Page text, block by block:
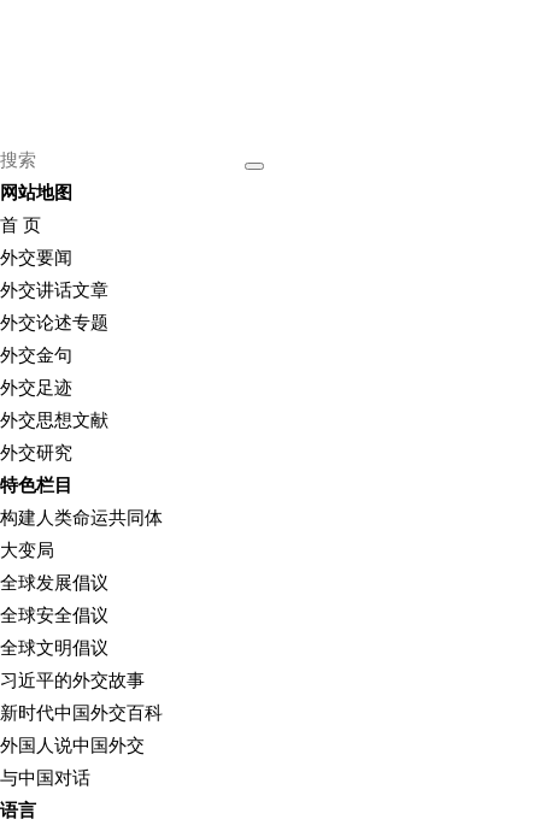
网站地图
首 页
外交要闻
外交讲话文章
外交论述专题
外交金句
外交足迹
外交思想文献
外交研究
特色栏目
构建人类命运共同体
大变局
全球发展倡议
全球安全倡议
全球文明倡议
习近平的外交故事
新时代中国外交百科
外国人说中国外交
与中国对话
语言